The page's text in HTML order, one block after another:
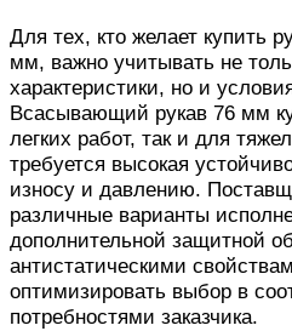
Для тех, кто желает купить
мм, важно учитывать не
характеристики, но и
Всасывающий рукав 76 мм
легких работ, так и для
требуется высокая
износу и давлению.
различные варианты
дополнительной защитной
антистатическими
оптимизировать выбор в
потребностями заказчика.